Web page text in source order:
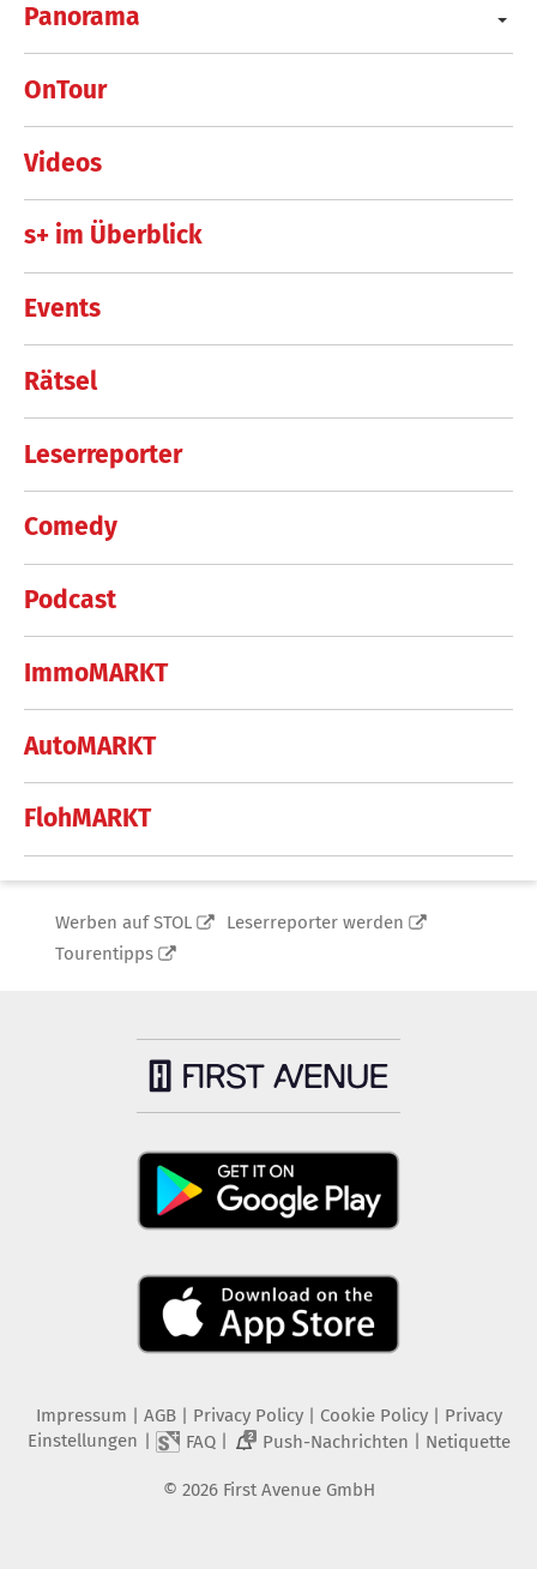
Panorama
OnTour
Videos
s+ im Überblick
Events
Rätsel
Leserreporter
Comedy
Podcast
ImmoMARKT
AutoMARKT
FlohMARKT
Werben auf STOL
Leserreporter werden
Tourentipps
Impressum | AGB | Privacy Policy| Cookie Policy| Privacy
Einstellungen | FAQ| 2 Push-Nachrichten | Netiquette
© 2026 First Avenue GmbH